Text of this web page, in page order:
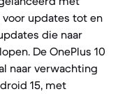
voor updates tot en
die naar
De OnePlus 10
naar verwachting
15, met